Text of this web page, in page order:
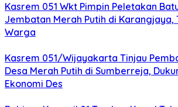
Kasrem 051 Wkt Pimpin Peletakan
Jembatan Merah Putih di Karangjaya,
Warga
Kasrem 051/Wijayakarta Tinjau
Desa Merah Putih di Sumberreja,
Ekonomi Des